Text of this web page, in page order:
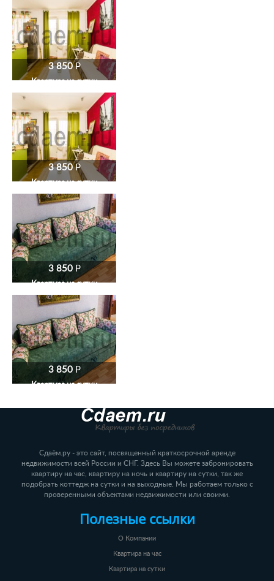
3 850P
Квартира на сутки
3 850P
Квартира на сутки
3 850 P
Квартира на сутки
3 850 P
Квартира на сутки
Сдаём.ру - это сайт, посвященный краткосрочной аренде
недвижимости всей России и СНГ. Здесь Вы можете забронировать
квартиру на час, квартиру на ночь и квартиру на сутки, так же
подобрать коттедж на сутки и на выходные. Мы работаем только с
проверенными объектами недвижимости или своими.
Полезные ссылки
О Компании
Квартира на час
Квартира на сутки